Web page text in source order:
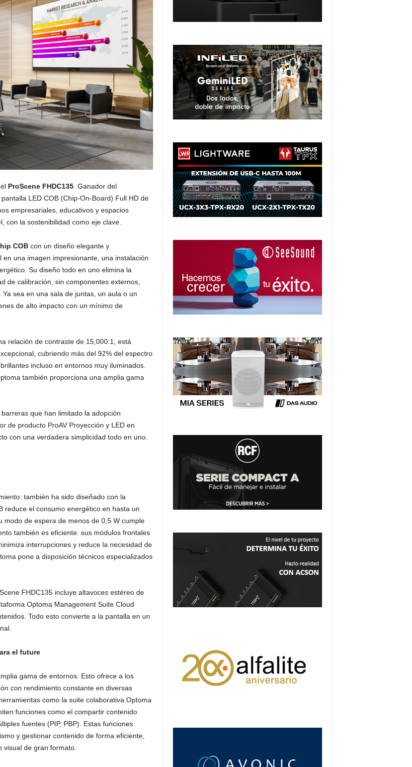
ProScene FHDC135. Ganador del
LED COB (Chip-On-Board) Full HD de
empresariales, educativos y espacios
con la sostenibilidad como eje clave.
COBcon un diseño elegante y
una imagen impresionante, una instalación
Su diseño todo en uno elimina la
de calibración, sin componentes externos,
sea en una sala de juntas, un aula o un
de alto impacto con un mínimo de
relación de contraste de 15,000:1, está
cubriendo más del 92% del espectro
incluso en entornos muy iluminados.
también proporciona una amplia gama
que han limitado la adopción
de producto ProAV Proyección y LED en
con una verdadera simplicidad todo en uno.
también ha sido diseñado con la
reduce el consumo energético en hasta un
modo de espera de menos de 0,5 W cumple
también es eficiente: sus módulos frontales
interrupciones y reduce la necesidad de
pone a disposición técnicos especializados
FHDC135 incluye altavoces estéreo de
Optoma Management Suite Cloud
Todo esto convierte a la pantalla en un
el future
gama de entornos. Esto ofrece a los
con rendimiento constante en diversas
como la suite colaborativa Optoma
funciones como el compartir contenido
fuentes (PIP, PBP). Estas funciones
y gestionar contenido de forma eficiente,
de gran formato.